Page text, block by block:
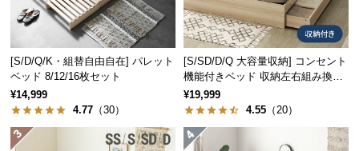
に
つ
い
て
開
[S/D/Q/K・組替自由自在] パレット
ベッド 8/12/16枚セット
¥14,999
4.77 （30）
[S/SD/D/Q 大容量収納] コンセント
機能付きベッド 収納左右組み換え
可能
¥19,999
4.55 （20）